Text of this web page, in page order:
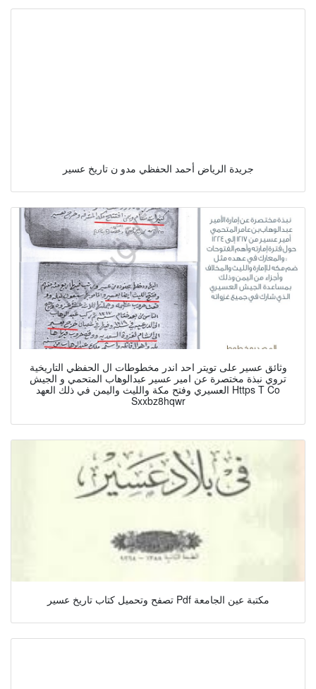
جريدة الرياض أحمد الحفظي مدو ن تاريخ عسير
وثائق عسير على تويتر احد اندر مخطوطات ال الحفظي التاريخية
تروي نبذة مختصرة عن امير عسير عبدالوهاب المتحمي و الجيش
العسيري وفتح مكة والليث واليمن في ذلك العهد Https T Co
Sxxbz8hqwr
تصفح وتحميل كتاب تاريخ عسير Pdf مكتبة عين الجامعة